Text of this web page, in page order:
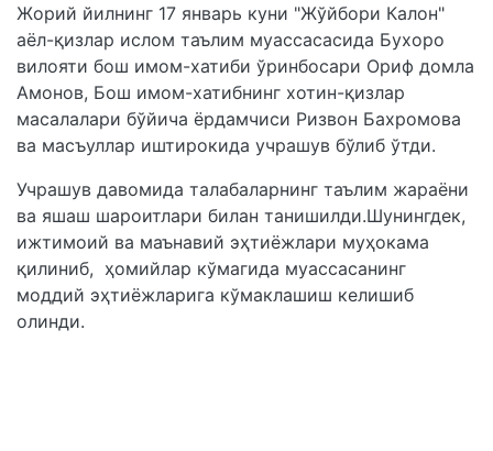
Жорий йилнинг 17 январь куни "Жўйбори Калон"
аёл-қизлар ислом таълим муассасасида Бухоро
вилояти бош имом-хатиби ўринбосари Ориф домла
Амонов, Бош имом-хатибнинг хотин-қизлар
масалалари бўйича ёрдамчиси Ризвон Бахромова
ва масъуллар иштирокида учрашув бўлиб ўтди.
Учрашув давомида талабаларнинг таълим жараёни
ва яшаш шароитлари билан танишилди.Шунингдек,
ижтимоий ва маънавий эҳтиёжлари муҳокама
қилиниб, ҳомийлар кўмагида муассасанинг
моддий эҳтиёжларига кўмаклашиш келишиб
олинди.